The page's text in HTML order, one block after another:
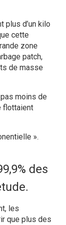
plus d’un kilo
cette
zone
patch,
de masse
moins de
flottaient
».
des
les
que plus des